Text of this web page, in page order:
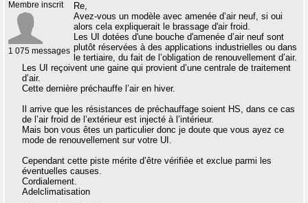
Membre inscrit
1 075 messages
Re,
Avez-vous un modèle avec amenée d’air neuf, si oui
alors cela expliquerait le brassage d'air froid.
Les UI dotées d'une bouche d'amenée d’air neuf sont
plutôt réservées à des applications industrielles ou dans
le tertiaire, du fait de l’obligation de renouvellement d’air.
Les UI reçoivent une gaine qui provient d’une centrale de traitement
d’air.
Cette dernière préchauffe l’air en hiver.
Il arrive que les résistances de préchauffage soient HS, dans ce cas
de l’air froid de l’extérieur est injecté à l’intérieur.
Mais bon vous êtes un particulier donc je doute que vous ayez ce
mode de renouvellement sur votre UI.
Cependant cette piste mérite d’être vérifiée et exclue parmi les
éventuelles causes.
Cordialement.
Adelclimatisation